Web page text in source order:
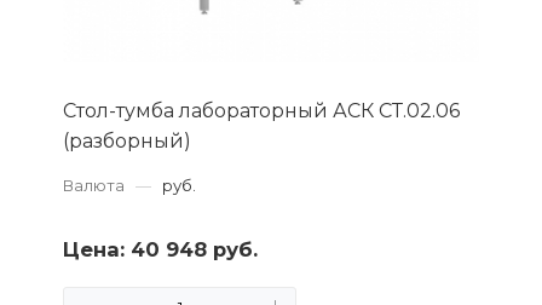
Стол-тумба лабораторный АСК СТ.02.06
(разборный)
Валюта — руб.
Цена: 40 948 руб.